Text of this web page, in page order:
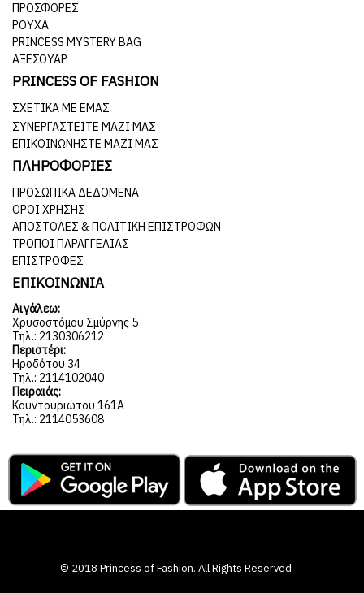
ΠΡΟΣΦΟΡΕΣ
ΡΟΥΧΑ
PRINCESS MYSTERY BAG
ΑΞΕΣΟΥΑΡ
PRINCESS OF FASHION
ΣΧΕΤΙΚΆ ΜΕ ΕΜΆΣ
ΣΥΝΕΡΓΑΣΤΕΊΤΕ ΜΑΖΊ ΜΑΣ
ΕΠΙΚΟΙΝΩΝΉΣΤΕ ΜΑΖΊ ΜΑΣ
ΠΛΗΡΟΦΟΡΙΕΣ
ΠΡΟΣΩΠΙΚΆ ΔΕΔΟΜΈΝΑ
ΌΡΟΙ ΧΡΉΣΗΣ
ΑΠΟΣΤΟΛΈΣ & ΠΟΛΙΤΙΚΉ ΕΠΙΣΤΡΟΦΏΝ
ΤΡΌΠΟΙ ΠΑΡΑΓΓΕΛΊΑΣ
ΕΠΙΣΤΡΟΦΈΣ
ΕΠΙΚΟΙΝΩΝΙΑ
Αιγάλεω:
Χρυσοστόμου Σμύρνης 5
Τηλ.: 2130306212
Περιστέρι:
Ηροδότου 34
Τηλ.: 2114102040
Πειραιάς:
Κουντουριώτου 161Α
Τηλ.: 2114053608
© 2018 Princess of Fashion. All Rights Reserved